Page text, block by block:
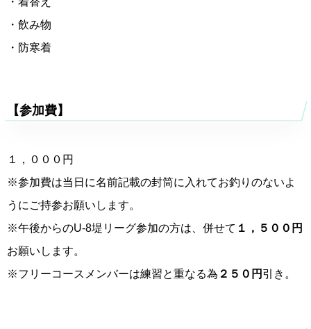
・飲み物
・防寒着
【参加費】
１，０００円
※参加費は当日に名前記載の封筒に入れてお釣りのないよ
うにご持参お願いします。
※午後からのU-8堤リーグ参加の方は、併せて １，５００円
お願いします。
※フリーコースメンバーは練習と重なる為 ２５０円 引き。